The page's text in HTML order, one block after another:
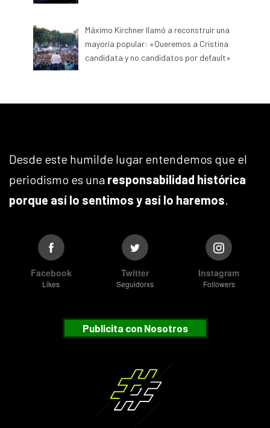
Máximo Kirchner llamó a reconstruir una
mayoría popular: «Queremos a Cristina
candidata y no candidatos por default»
Desde este humilde lugar entendemos que el
periodismo es una responsabilidad histórica
porque así lo sentimos y así lo haremos.
Facebook
Likes
Twitter
Seguidorxs
Instagram
Followers
Publicita con Nosotros